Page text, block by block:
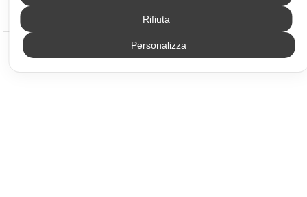
© 2026 PlayOptions.Tutti i diritti riservati.
Rifiuta
Personalizza